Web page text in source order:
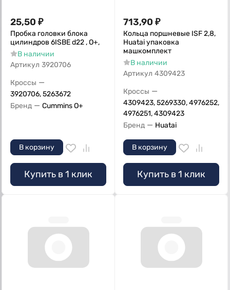
25,50 ₽
Пробка головки блока
цилиндров 6ISBE d22 , O+,
В наличии
Артикул 3920706
Кроссы —
3920706, 5263672
Бренд — Cummins O+
В корзину
Купить в 1 клик
713,90 ₽
Кольца поршневые ISF 2,8,
Huatai упаковка
машкомплект
В наличии
Артикул 4309423
Кроссы —
4309423, 5269330, 4976252,
4976251, 4309423
Бренд — Huatai
В корзину
Купить в 1 клик